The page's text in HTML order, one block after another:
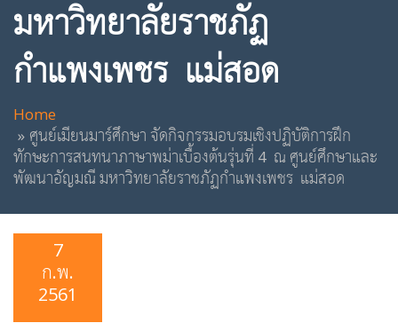
มหาวิทยาลัยราชภัฏ
กำแพงเพชร แม่สอด
Home
ศูนย์เมียนมาร์ศึกษา จัดกิจกรรมอบรมเชิงปฏิบัติการฝึก
ทักษะการสนทนาภาษาพม่าเบื้องต้นรุ่นที่ 4 ณ ศูนย์ศึกษาและ
พัฒนาอัญมณี มหาวิทยาลัยราชภัฏกำแพงเพชร แม่สอด
7
ก.พ.
2561